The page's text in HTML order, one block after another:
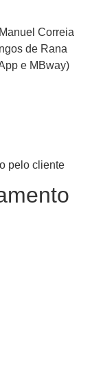
Correia
de Rana
e MBway)
pelo cliente